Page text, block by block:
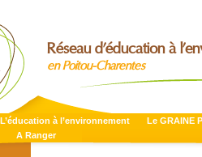
Réseau d’éducation à
en Poitou-Charentes
L’éducation à l’environnement Le GRAINE
A Ranger